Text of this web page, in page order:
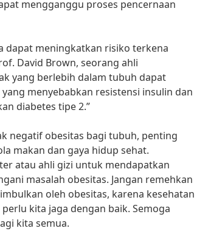
mengganggu proses pencernaan
dapat meningkatkan risiko terkena
David Brown, seorang ahli
yang berlebih dalam tubuh dapat
menyebabkan resistensi insulin dan
diabetes tipe 2.”
negatif obesitas bagi tubuh, penting
makan dan gaya hidup sehat.
atau ahli gizi untuk mendapatkan
masalah obesitas. Jangan remehkan
oleh obesitas, karena kesehatan
kita jaga dengan baik. Semoga
kita semua.